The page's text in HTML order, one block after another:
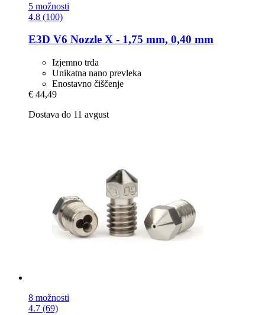
5 možnosti
4.8 (100)
E3D V6 Nozzle X -​ 1,75 mm, 0,40 mm
Izjemno trda
Unikatna nano prevleka
Enostavno čiščenje
€ 44,49
Dostava do 11 avgust
8 možnosti
4.7 (69)